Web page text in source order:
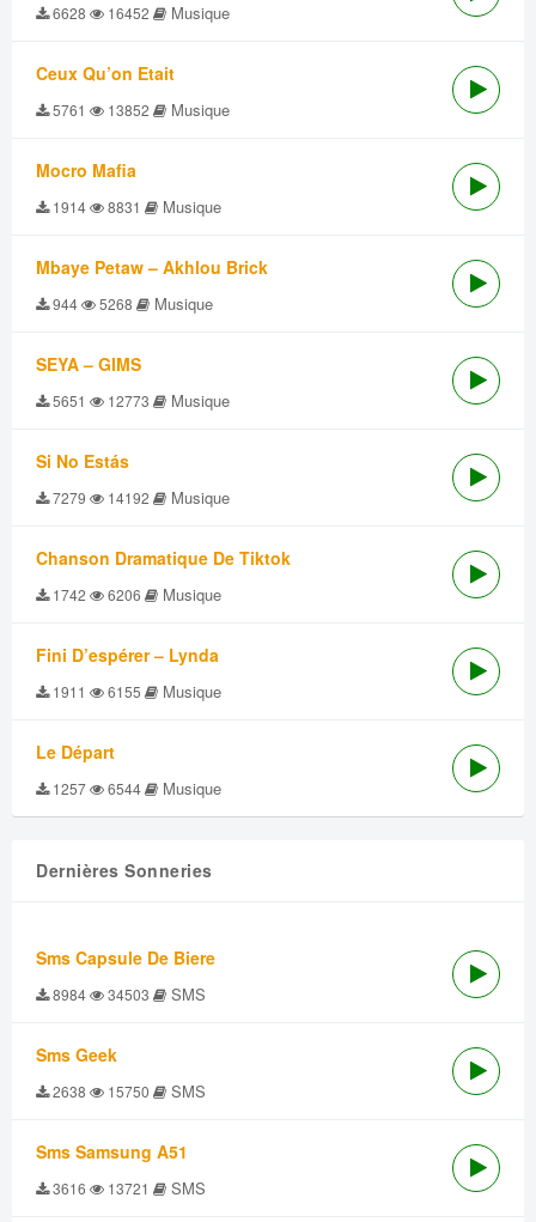
6628 16452 Musique
Ceux Qu’on Etait
5761 13852 Musique
Mocro Mafia
1914 8831 Musique
Mbaye Petaw – Akhlou Brick
944 5268 Musique
SEYA – GIMS
5651 12773 Musique
Si No Estás
7279 14192 Musique
Chanson Dramatique De Tiktok
1742 6206 Musique
Fini D’espérer – Lynda
1911 6155 Musique
Le Départ
1257 6544 Musique
Dernières Sonneries
Sms Capsule De Biere
8984 34503 SMS
Sms Geek
2638 15750 SMS
Sms Samsung A51
3616 13721 SMS